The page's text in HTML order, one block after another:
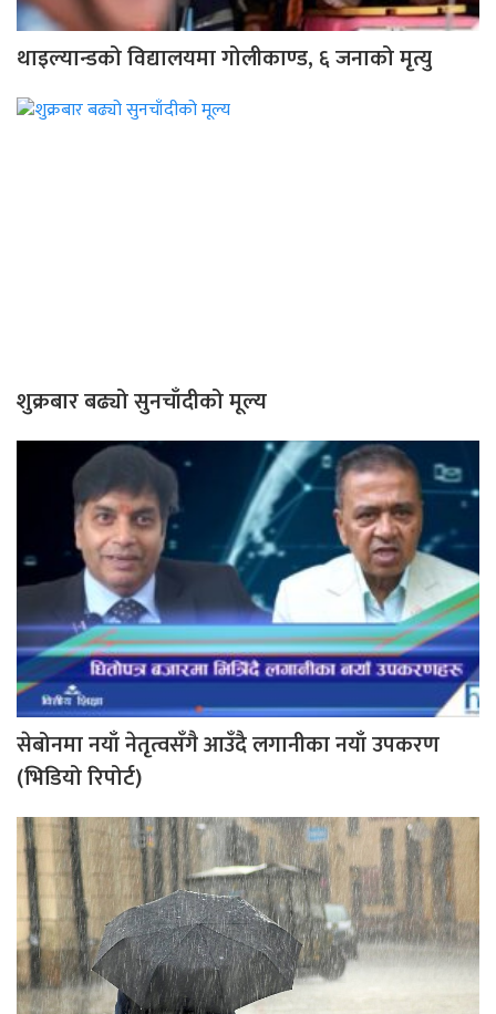
थाइल्यान्डको विद्यालयमा गोलीकाण्ड, ६ जनाको मृत्यु
शुक्रबार बढ्यो सुनचाँदीको मूल्य
सेबोनमा नयाँ नेतृत्वसँगै आउँदै लगानीका नयाँ उपकरण
(भिडियो रिपोर्ट)